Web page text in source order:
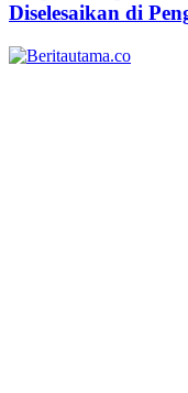
Diselesaikan di